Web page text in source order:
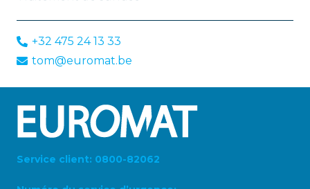
+32 475 24 13 33
tom@euromat.be
Service client: 0800-82062